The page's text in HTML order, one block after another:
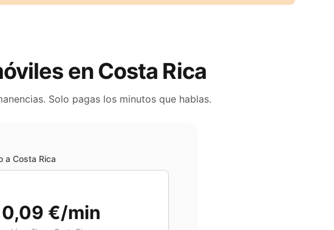
enCosta Rica
Solo pagas los minutos que hablas.
a Costa Rica
0,09 €/min